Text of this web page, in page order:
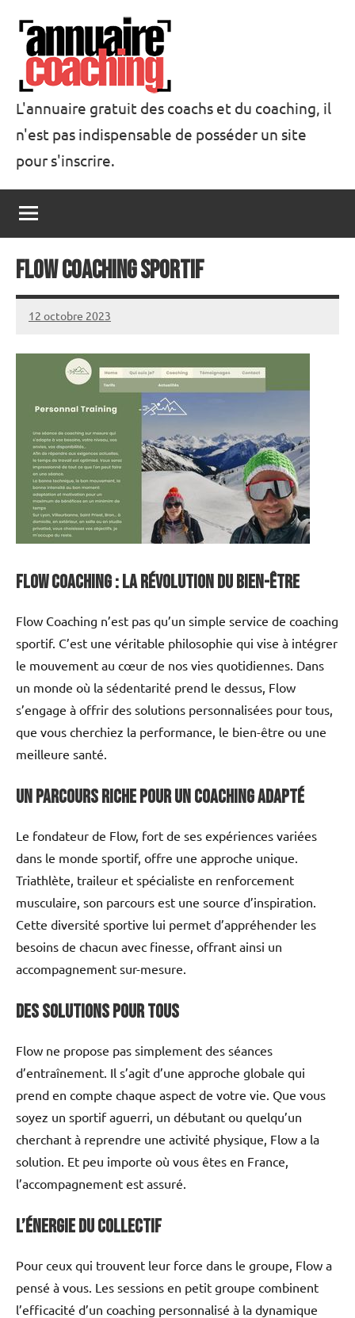
contenu
Annuaire
Coaching
L'annuaire gratuit des coachs et du coaching, il
n'est pas indispensable de posséder un site
pour s'inscrire.
Flow coaching sportif
12 octobre 2023
annuairecoaching
Flow Coaching : La révolution du bien-être
Flow Coaching n’est pas qu’un simple service de coaching
sportif. C’est une véritable philosophie qui vise à intégrer
le mouvement au cœur de nos vies quotidiennes. Dans
un monde où la sédentarité prend le dessus, Flow
s’engage à offrir des solutions personnalisées pour tous,
que vous cherchiez la performance, le bien-être ou une
meilleure santé.
Un parcours riche pour un coaching adapté
Le fondateur de Flow, fort de ses expériences variées
dans le monde sportif, offre une approche unique.
Triathlète, traileur et spécialiste en renforcement
musculaire, son parcours est une source d’inspiration.
Cette diversité sportive lui permet d’appréhender les
besoins de chacun avec finesse, offrant ainsi un
accompagnement sur-mesure.
Des solutions pour tous
Flow ne propose pas simplement des séances
d’entraînement. Il s’agit d’une approche globale qui
prend en compte chaque aspect de votre vie. Que vous
soyez un sportif aguerri, un débutant ou quelqu’un
cherchant à reprendre une activité physique, Flow a la
solution. Et peu importe où vous êtes en France,
l’accompagnement est assuré.
L’énergie du collectif
Pour ceux qui trouvent leur force dans le groupe, Flow a
pensé à vous. Les sessions en petit groupe combinent
l’efficacité d’un coaching personnalisé à la dynamique